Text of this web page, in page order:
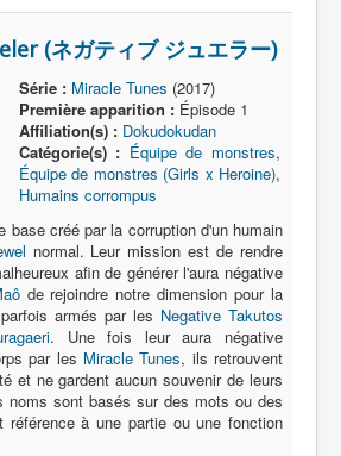
(ネガティブ ジュエラー)
Série : Miracle Tunes (2017)
Première apparition :Épisode 1
Affiliation(s) : Dokudokudan
Catégorie(s) : Équipe de monstres,
Équipe de monstres (Girls x Heroine),
Humains corrompus
base créé par la corruption d'un humain
normal. Leur mission est de rendre
afin de générer l'aura négative
de rejoindre notre dimension pour la
armés par les Negative Takutos
. Une fois leur aura négative
par les Miracle Tunes, ils retrouvent
et ne gardent aucun souvenir de leurs
noms sont basés sur des mots ou des
référence à une partie ou une fonction